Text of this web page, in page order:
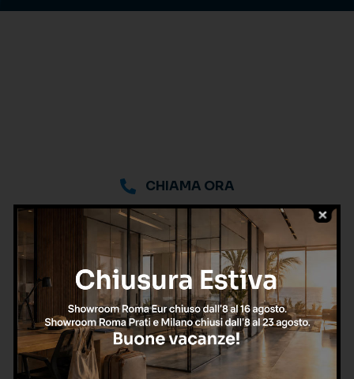
CHIAMA ORA
oppure
Richiedi una consulenza
gratuita